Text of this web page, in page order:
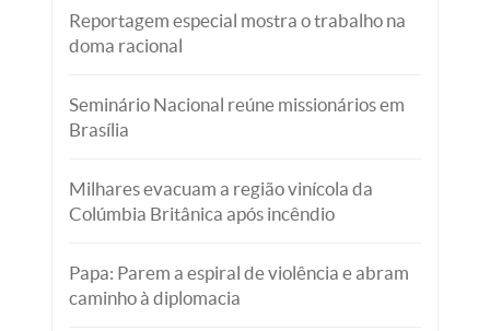
Reportagem especial mostra o trabalho na
doma racional
Seminário Nacional reúne missionários em
Brasília
Milhares evacuam a região vinícola da
Colúmbia Britânica após incêndio
Papa: Parem a espiral de violência e abram
caminho à diplomacia